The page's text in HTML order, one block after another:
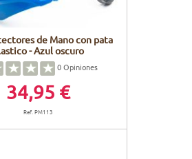
de Mano con pata
- Azul oscuro
0Opiniones
34,95 €
Ref. PM113